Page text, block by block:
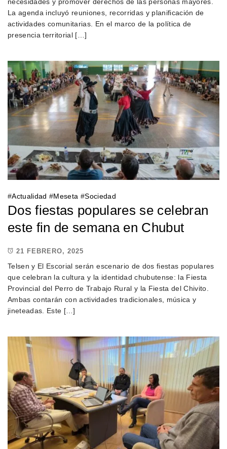
La agenda incluyó reuniones, recorridas y planificación de
actividades comunitarias. En el marco de la política de
presencia territorial […]
#Actualidad #Meseta #Sociedad
Dos fiestas populares se celebran
este fin de semana en Chubut
21 FEBRERO, 2025
Telsen y El Escorial serán escenario de dos fiestas populares
que celebran la cultura y la identidad chubutense: la Fiesta
Provincial del Perro de Trabajo Rural y la Fiesta del Chivito.
Ambas contarán con actividades tradicionales, música y
jineteadas. Este […]